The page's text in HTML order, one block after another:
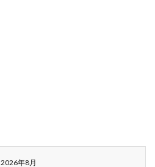
2026年8月